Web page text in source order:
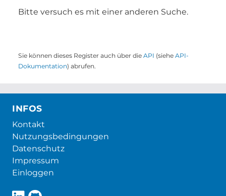
Bitte versuch es mit einer anderen Suche.
Sie können dieses Register auch über die API (siehe API-
Dokumentation) abrufen.
INFOS
Kontakt
Nutzungsbedingungen
Datenschutz
Impressum
Einloggen